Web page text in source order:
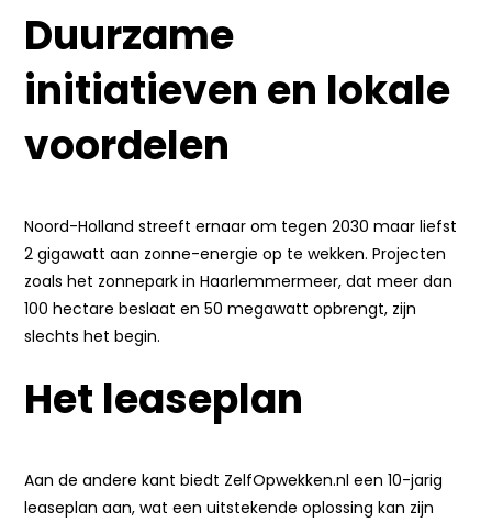
Duurzame
initiatieven en lokale
voordelen
Noord-Holland streeft ernaar om tegen 2030 maar liefst
2 gigawatt aan zonne-energie op te wekken. Projecten
zoals het zonnepark in Haarlemmermeer, dat meer dan
100 hectare beslaat en 50 megawatt opbrengt, zijn
slechts het begin.
Het leaseplan
Aan de andere kant biedt ZelfOpwekken.nl een 10-jarig
leaseplan aan, wat een uitstekende oplossing kan zijn